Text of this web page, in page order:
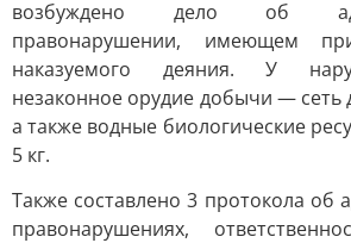
возбуждено дело об
правонарушении, имеющем
наказуемого деяния. У
незаконное орудие добычи — сеть
а также водные биологические
5 кг.
Также составлено 3 протокола об
правонарушениях,